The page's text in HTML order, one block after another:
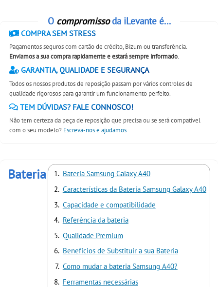
O compromissoda iLevante é...
COMPRA SEM STRESS
Pagamentos seguros com cartão de crédito, Bizum ou transferência.
Enviamos a sua compra rapidamente e estará sempre informado.
GARANTIA, QUALIDADE E SEGURANÇA
Todos os nossos produtos de reposição passam por vários controles de
qualidade rigorosos para garantir um funcionamento perfeito.
TEM DÚVIDAS? FALE CONNOSCO!
Não tem certeza da peça de reposição que precisa ou se será compatível
com o seu modelo? Escreva-nos e ajudamos
Bateria Samsung Galaxy A40
Características da Bateria Samsung Galaxy A40
Capacidade e compatibilidade
Referência da bateria
Qualidade Premium
Benefícios de Substituir a sua Bateria
Como mudar a bateria Samsung A40?
Ferramentas necessárias
Bateria